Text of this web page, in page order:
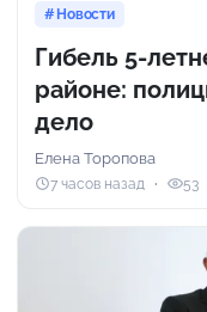
Новости
Гибель 5-
районе:
дело
Елена Торопова
7 часов назад 53